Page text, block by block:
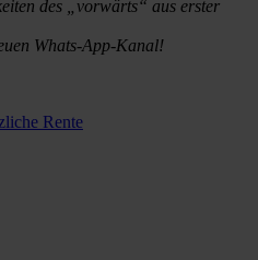
des „vorwärts“ aus erster
Whats-App-Kanal!
Rente